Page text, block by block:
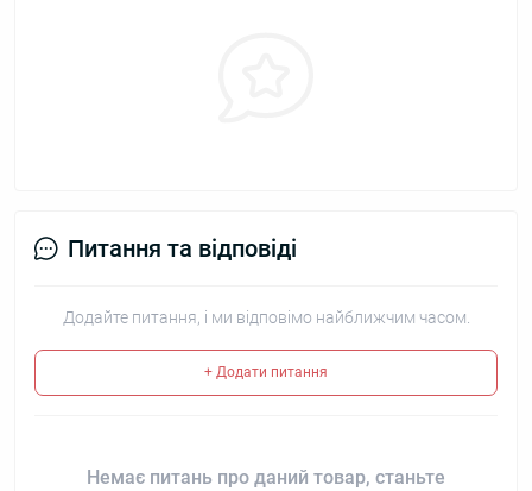
Питання та відповіді
Додайте питання, і ми відповімо найближчим часом.
+ Додати питання
Немає питань про даний товар, станьте